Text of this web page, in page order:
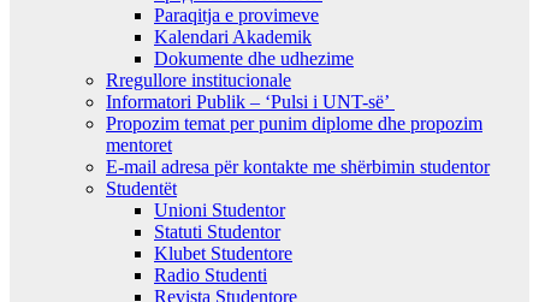
Paraqitja e provimeve
Kalendari Akademik
Dokumente dhe udhezime
Rregullore institucionale
Informatori Publik – ‘Pulsi i UNT-së’
Propozim temat per punim diplome dhe propozim
mentoret
E-mail adresa për kontakte me shërbimin studentor
Studentët
Unioni Studentor
Statuti Studentor
Klubet Studentore
Radio Studenti
Revista Studentore